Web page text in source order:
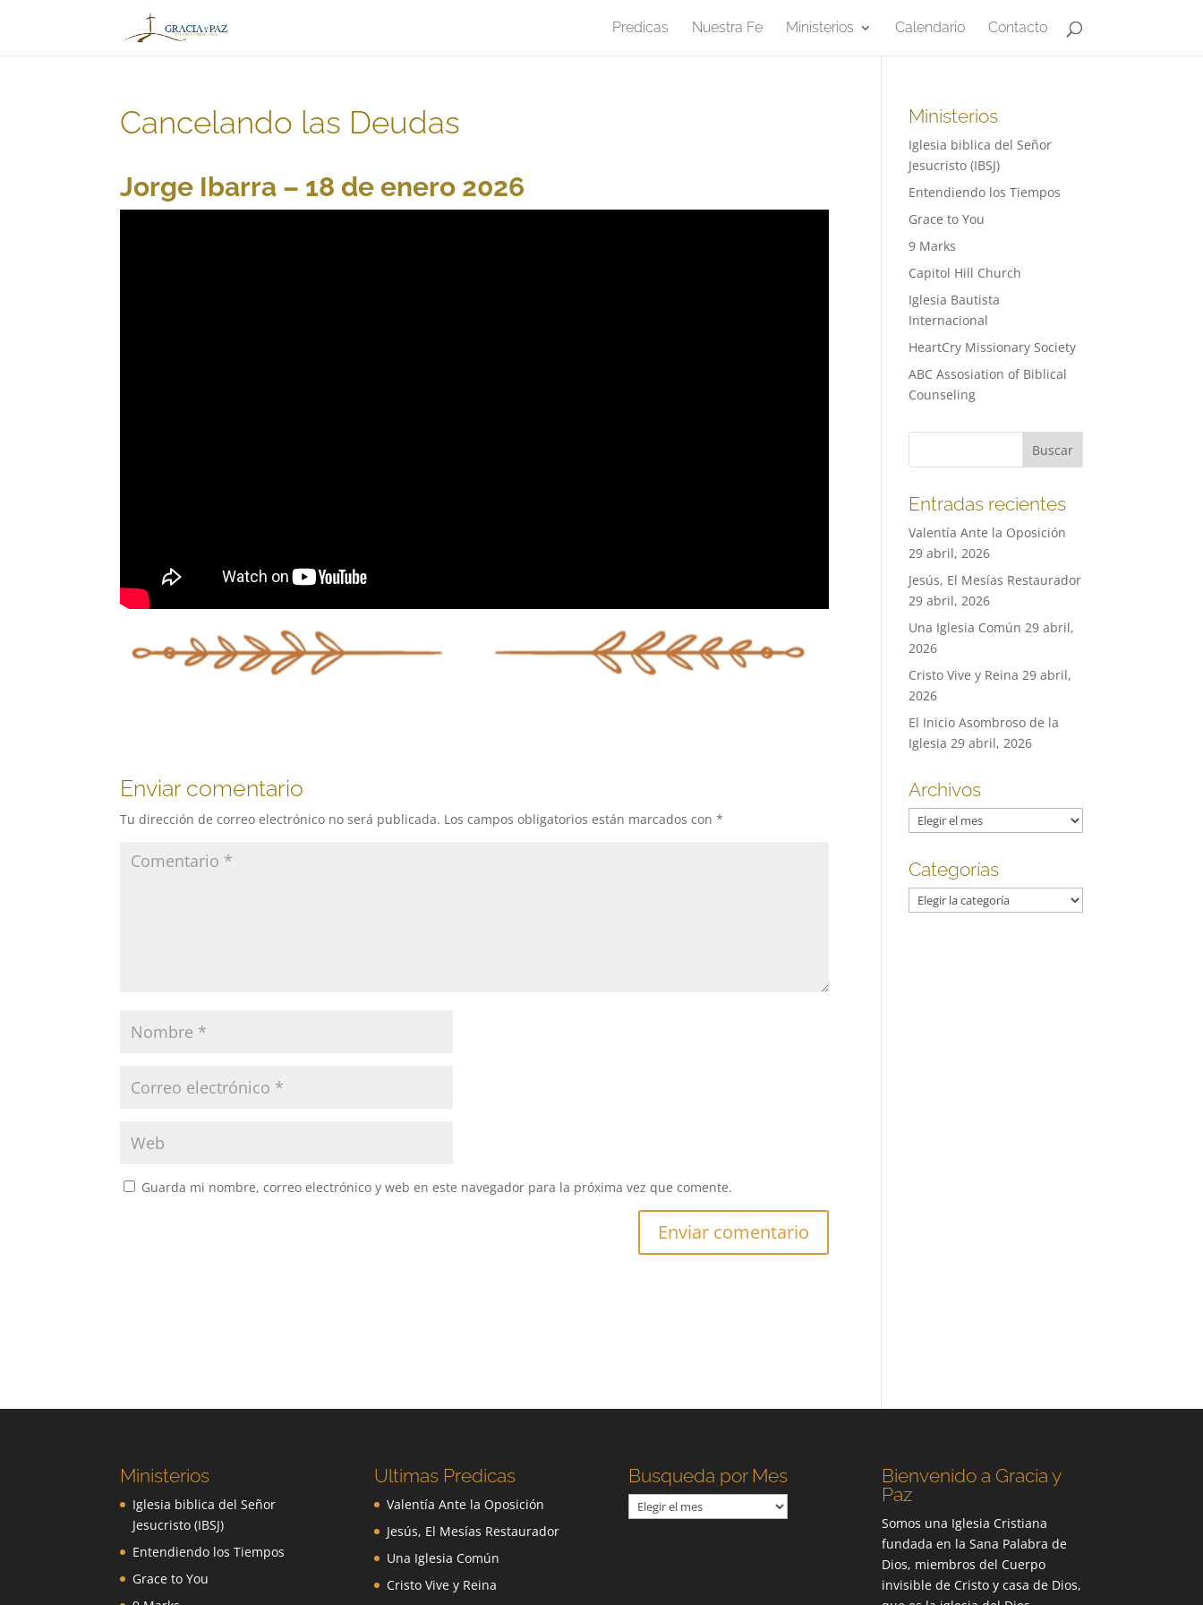
Predicas Nuestra Fe Ministerios Calendario Contacto
Cancelando las Deudas
Jorge Ibarra – 18 de enero 2026
Enviar comentario
Tu dirección de correo electrónico no será publicada. Los campos obligatorios están marcados con*
Guarda mi nombre, correo electrónico y web en este navegador para la próxima vez que comente.
Ministerios
Iglesia biblica del Señor
Jesucristo (IBSJ)
Entendiendo los Tiempos
Grace to You
9 Marks
Capitol Hill Church
Iglesia Bautista
Internacional
HeartCry Missionary Society
ABC Assosiation of Biblical
Counseling
Entradas recientes
Valentía Ante la Oposición
29 abril, 2026
Jesús, El Mesías Restaurador
29 abril, 2026
Una Iglesia Común 29 abril,
2026
Cristo Vive y Reina 29 abril,
2026
El Inicio Asombroso de la
Iglesia 29 abril, 2026
Archivos
Archivos
Categorías
Categorías
Ministerios
Iglesia biblica del Señor
Jesucristo (IBSJ)
Entendiendo los Tiempos
Grace to You
Ultimas Predicas
Valentía Ante la Oposición
Jesús, El Mesías Restaurador
Una Iglesia Común
Cristo Vive y Reina
Busqueda por Mes
Busqueda
por
Bienvenido a Gracia y
Paz
Somos una Iglesia Cristiana
fundada en la Sana Palabra de
Dios, miembros del Cuerpo
invisible de Cristo y casa de Dios,